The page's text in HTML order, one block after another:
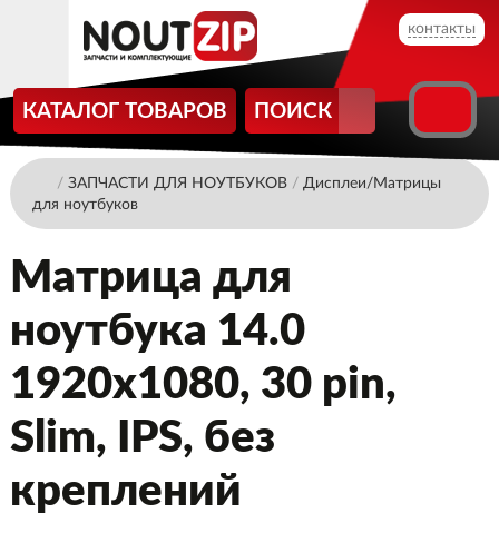
контакты
КАТАЛОГ ТОВАРОВ ПОИСК
/ ЗАПЧАСТИ ДЛЯ НОУТБУКОВ/ Дисплеи/Матрицы
для ноутбуков
Матрица для
ноутбука 14.0
1920x1080, 30 pin,
Slim, IPS, без
креплений